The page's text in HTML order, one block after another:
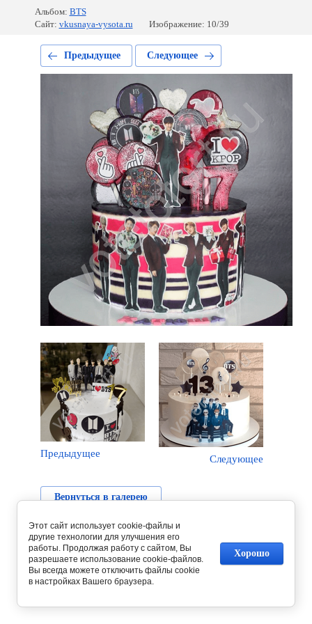
Альбом: BTS
Сайт: vkusnaya-vysota.ru Изображение: 10/39
Предыдущее Следующее
Предыдущее Следующее
Вернуться в галерею
Этот сайт использует cookie-файлы и
другие технологии для улучшения его
работы. Продолжая работу с сайтом, Вы
разрешаете использование cookie-файлов.
Вы всегда можете отключить файлы cookie
в настройках Вашего браузера.
Хорошо